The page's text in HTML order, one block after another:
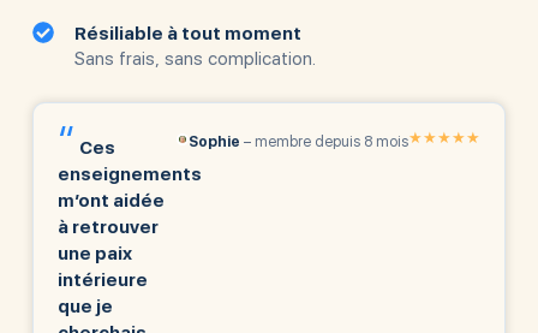
Résiliable à tout moment
Sans frais, sans complication.
“ Ces
enseignements
m’ont aidée
à retrouver
une paix
intérieure
que je
Sophie – membre depuis 8 mois★★★★★